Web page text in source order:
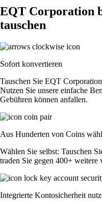
EQT Corporation
tauschen
Sofort konvertieren
Tauschen Sie EQT
Nutzen Sie unsere einfache
Gebühren können anfallen.
Aus Hunderten von Coins
Wählen Sie selbst: Tauschen
traden Sie gegen 400+ weitere
Integrierte Kontosicherheit